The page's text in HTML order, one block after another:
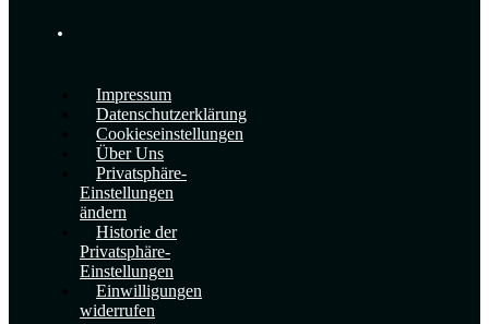
Impressum
Datenschutzerklärung
Cookieseinstellungen
Über Uns
Privatsphäre-
Einstellungen
ändern
Historie der
Privatsphäre-
Einstellungen
Einwilligungen
widerrufen